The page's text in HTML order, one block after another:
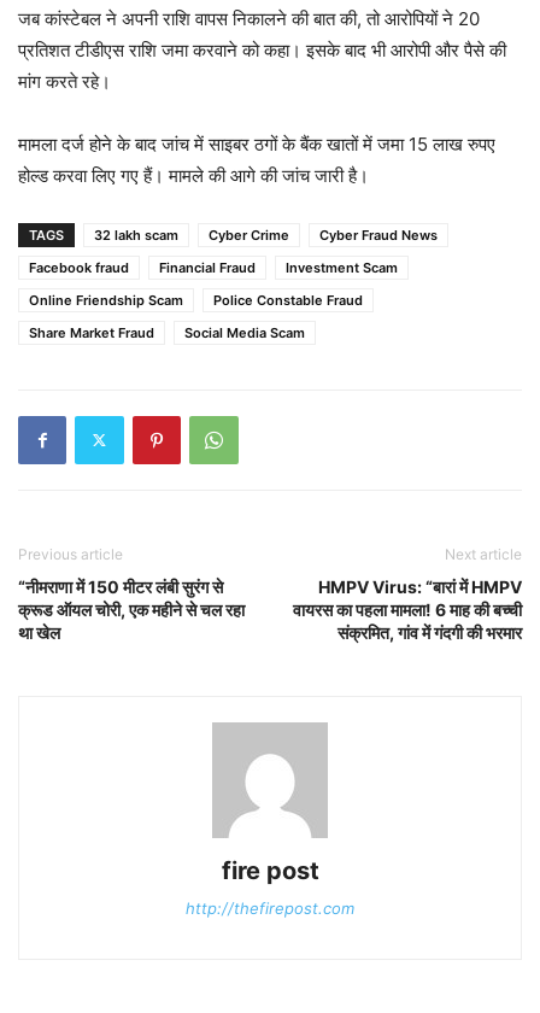
जब कांस्टेबल ने अपनी राशि वापस निकालने की बात की, तो आरोपियों ने 20
प्रतिशत टीडीएस राशि जमा करवाने को कहा। इसके बाद भी आरोपी और पैसे की
मांग करते रहे।
मामला दर्ज होने के बाद जांच में साइबर ठगों के बैंक खातों में जमा 15 लाख रुपए
होल्ड करवा लिए गए हैं। मामले की आगे की जांच जारी है।
TAGS 32 lakh scam Cyber Crime
Cyber Fraud News
Facebook fraud
Financial Fraud
Investment Scam
Online Friendship Scam
Police Constable Fraud
Share Market Fraud
Social Media Scam
Previous article
“नीमराणा में 150 मीटर लंबी सुरंग से
क्रूड ऑयल चोरी, एक महीने से चल रहा
था खेल
Next article
HMPV Virus: “बारां में HMPV
वायरस का पहला मामला! 6 माह की बच्ची
संक्रमित, गांव में गंदगी की भरमार
fire post
http://thefirepost.com